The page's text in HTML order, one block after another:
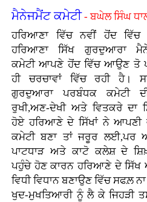
ਮੈਨੇਜਮੈਂਟ ਕਮੇਟੀ- ਬਘੇਲ ਸਿੰਘ
ਹਰਿਆਣਾ ਵਿੱਚ ਨਵੀਂ ਹੋਂਦ
ਹਰਿਆਣਾ ਸਿੱਖ ਗੁਰਦੁਆਰਾ
ਕਮੇਟੀ ਆਪਣੇ ਹੋਂਦ ਵਿੱਚ ਆਉਣ ਤੋ
ਹੀ ਚਰਚਾਵਾਂ ਵਿੱਚ ਰਹੀ ਹੈ।
ਗੁਰਦੁਆਰਾ ਪਰਬੰਧਕ ਕਮੇਟੀ
ਰੁਖੀ,ਅਣ-ਦੇਖੀ ਅਤੇ ਵਿਤਕਰੇ ਦਾ
ਹੋਏ ਹਰਿਆਣੇ ਦੇ ਸਿੱਖਾਂ ਨੇ ਆਪਣੀ
ਕਮੇਟੀ ਬਣਾ ਤਾਂ ਜਰੂਰ ਲਈ,ਪਰ
ਪਾਟਧਾੜ ਅਤੇ ਕਾਟੋ ਕਲੇਸ਼ ਦੇ
ਪਹੁੰਚੇ ਹੋਣ ਕਾਰਨ ਹਰਿਆਣੇ ਦੇ ਸਿੱਖ
ਵਿਧੀ ਵਿਧਾਨ ਬਣਾਉਣ ਵਿੱਚ ਸਫਲ਼
ਖੁਦ-ਮੁਖਤਿਆਰੀ ਨੂੰ ਲੈ ਕੇ ਜਿਹੜੀ